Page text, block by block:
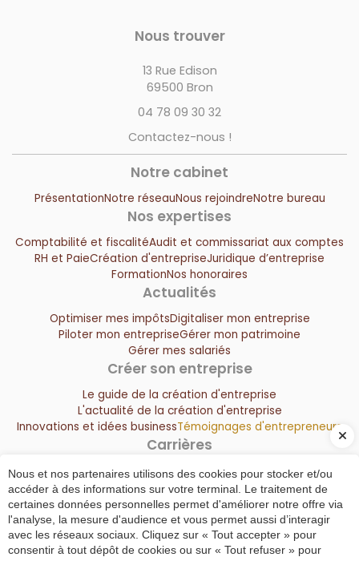
Nous trouver
13 Rue Edison
69500 Bron
04 78 09 30 32
Contactez-nous !
Notre cabinet
PrésentationNotre réseauNous rejoindreNotre bureau
Nos expertises
Comptabilité et fiscalitéAudit et commissariat aux comptes
RH et PaieCréation d'entrepriseJuridique d’entreprise
FormationNos honoraires
Actualités
Optimiser mes impôtsDigitaliser mon entreprise
Piloter mon entrepriseGérer mon patrimoine
Gérer mes salariés
Créer son entreprise
Le guide de la création d'entreprise
L'actualité de la création d'entreprise
Innovations et idées businessTémoignages d'entrepreneurs
Carrières
Votre candidature spontanée
Offre d’emploi : assistant(e) comptable en CDI temps
complet
Plan du site
Nous et nos partenaires utilisons des cookies pour stocker et/ou
accéder à des informations sur votre terminal. Le traitement de
certaines données personnelles permet d'améliorer notre offre via
l'analyse, la mesure d'audience et vous permet aussi d’interagir
avec les réseaux sociaux. Cliquez sur « Tout accepter » pour
consentir à tout dépôt de cookies ou sur « Tout refuser » pour